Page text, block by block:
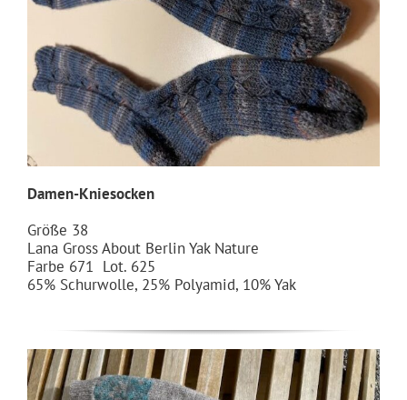
Damen-Kniesocken
Größe 38
Lana Gross About Berlin Yak Nature
Farbe 671 Lot. 625
65% Schurwolle, 25% Polyamid, 10% Yak